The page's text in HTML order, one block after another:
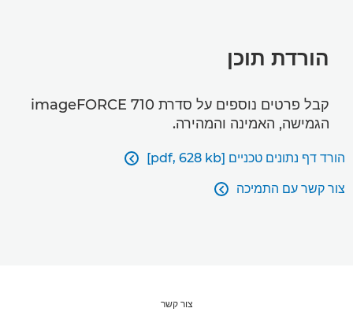
הורדת תוכן
קבל פרטים נוספים על סדרת imageFORCE 710
הגמישה, האמינה והמהירה.
הורד דף נתונים טכניים [pdf, 628 kb] 
צור קשר עם התמיכה 
צור קשר